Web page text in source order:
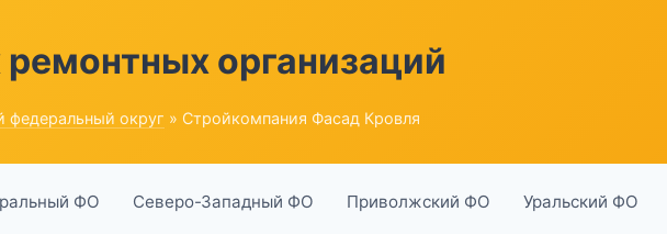
организаций
федеральный округ » Стройкомпания Фасад Кровля
ФО Северо-Западный ФО Приволжский ФО Уральский ФО